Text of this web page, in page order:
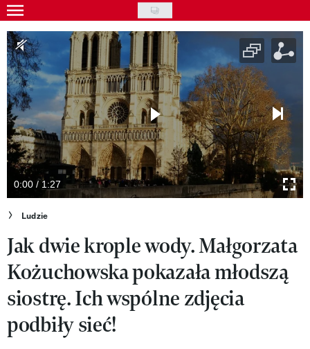
Skip
to
main
content
Gwiazdy
Ludzie
Moda
Uroda
Styl życia
Kultura
Wideo
Nasze akcje
VIVA!ART
VIVA!MODA
VIVA!LIFESTYLE
0:00 / 1:27
Ludzie
Jak dwie krople wody. Małgorzata
Kożuchowska pokazała młodszą
siostrę. Ich wspólne zdjęcia
podbiły sieć!